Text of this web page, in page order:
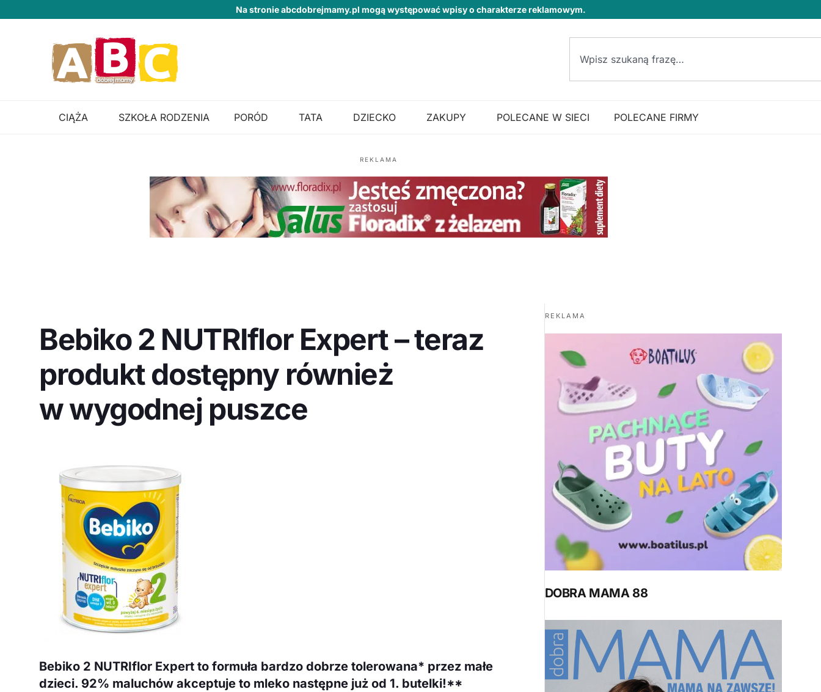
Na stronie abcdobrejmamy.pl mogą występować wpisy o charakterze reklamowym.
CIĄŻA SZKOŁA RODZENIA PORÓD TATA DZIECKO ZAKUPY POLECANE W SIECI POLECANE FIRMY
REKLAMA
Bebiko 2 NUTRIflor Expert – teraz
produkt dostępny również
w wygodnej puszce
Bebiko 2 NUTRIflor Expert to formuła bardzo dobrze tolerowana* przez małe
dzieci. 92% maluchów akceptuje to mleko następne już od 1. butelki!**
REKLAMA
DOBRA MAMA 88